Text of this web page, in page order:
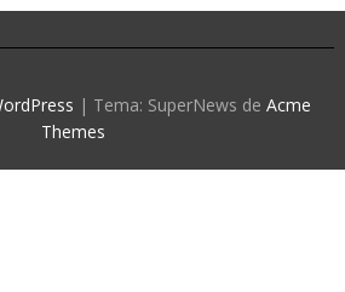
| Tema: SuperNews de Acme
Themes